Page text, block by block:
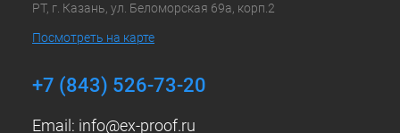
РТ, г. Казань, ул. Беломорская 69а, корп.2
Посмотреть на карте
+7 (843) 526-73-20
Email: info@ex-proof.ru